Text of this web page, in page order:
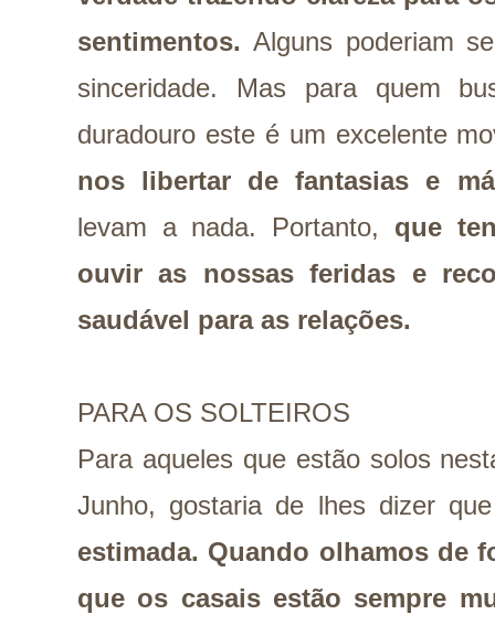
sentimentos. Alguns poderiam
sinceridade. Mas para quem
duradouro este é um excelente
nos libertar de fantasias e
levam a nada. Portanto, que
ouvir as nossas feridas e
saudável para as relações.
PARA OS SOLTEIROS
Para aqueles que estão solos
Junho, gostaria de lhes dizer
estimada. Quando olhamos de
que os casais estão sempre